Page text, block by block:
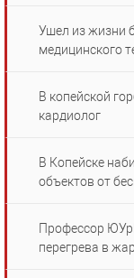
Ушел из жизни
медицинского
В копейской
кардиолог
В Копейске
объектов от
Профессор
перегрева в